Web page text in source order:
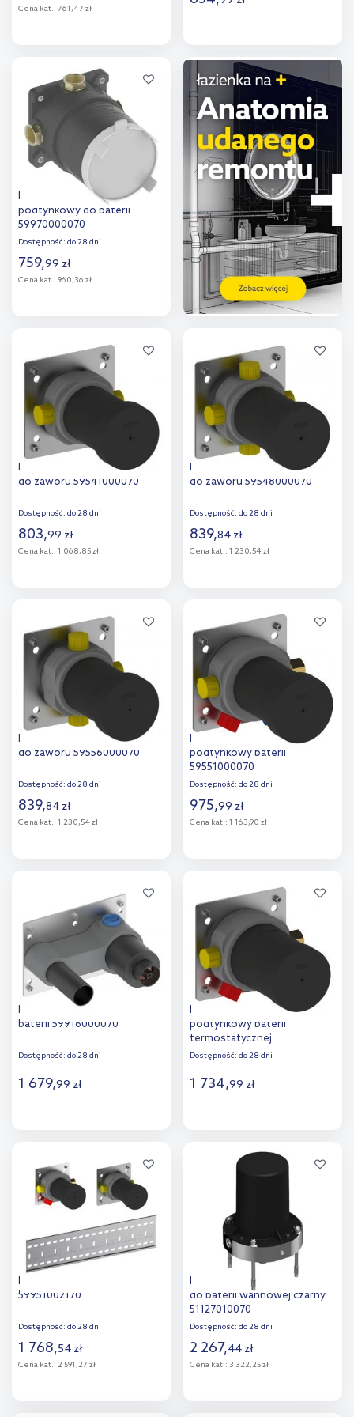
Cena kat.: 761,47 zł
Dodaj do
porównania
Dodaj do
porównania
Keuco Flexx Boxx element
podtynkowy do baterii
59970000070
Dostępność: do 28 dni
759,99 zł
Cena kat.: 960,36 zł
Dodaj do
porównania
Keuco element podtynkowy
do zaworu 59541000070
Dostępność: do 28 dni
803,99 zł
Cena kat.: 1 068,85 zł
Dodaj do
porównania
Keuco element podtynkowy
do zaworu 59548000070
Dostępność: do 28 dni
839,84 zł
Cena kat.: 1 230,54 zł
Dodaj do
porównania
Keuco element podtynkowy
do zaworu 59556000070
Dostępność: do 28 dni
839,84 zł
Cena kat.: 1 230,54 zł
porównania
Keuco Ixmo element
podtynkowy baterii
59551000070
Dostępność: do 28 dni
975,99 zł
Cena kat.: 1 163,90 zł
Dodaj do
porównania
Keuco element podtynkowy
baterii 59916000070
Dostępność: do 28 dni
1 679,99 zł
Dodaj do
porównania
Keuco IXMO element
podtynkowy baterii
termostatycznej
59553000070
Dostępność: do 28 dni
1 734,99 zł
Dodaj do
Keuco zestaw podstawowy
59951002170
Dostępność: do 28 dni
1 768,54 zł
Cena kat.: 2 591,27 zł
Keuco element podtynkowy
do baterii wannowej czarny
51127010070
Dostępność: do 28 dni
2 267,44 zł
Cena kat.: 3 322,25 zł